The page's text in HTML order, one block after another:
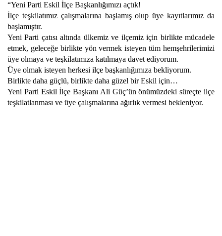
“Yeni Parti Eskil İlçe Başkanlığımızı açtık!
İlçe teşkilatımız çalışmalarına başlamış olup üye kayıtlarımız da
başlamıştır.
Yeni Parti çatısı altında ülkemiz ve ilçemiz için birlikte mücadele
etmek, geleceğe birlikte yön vermek isteyen tüm hemşehrilerimizi
üye olmaya ve teşkilatımıza katılmaya davet ediyorum.
Üye olmak isteyen herkesi ilçe başkanlığımıza bekliyorum.
Birlikte daha güçlü, birlikte daha güzel bir Eskil için…
Yeni Parti Eskil İlçe Başkanı Ali Güç’ün önümüzdeki süreçte ilçe
teşkilatlanması ve üye çalışmalarına ağırlık vermesi bekleniyor.